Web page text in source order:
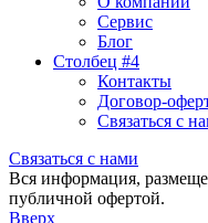
Сервис
Блог
Столбец #4
Контакты
Договор-
Связаться с
Связаться с нами
Вся информация,
публичной офертой.
Вверх